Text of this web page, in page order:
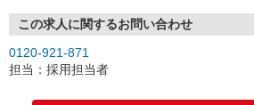
※紹介予定派遣・職業紹介などで、正職員
能です。
この求人に関するお問い合わせ
0120-921-871
担当：採用担当者